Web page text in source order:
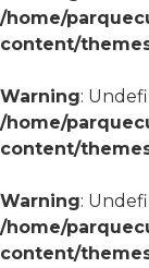
/home/
content/
Warning:
/home/
content/
Warning:
/home/
content/